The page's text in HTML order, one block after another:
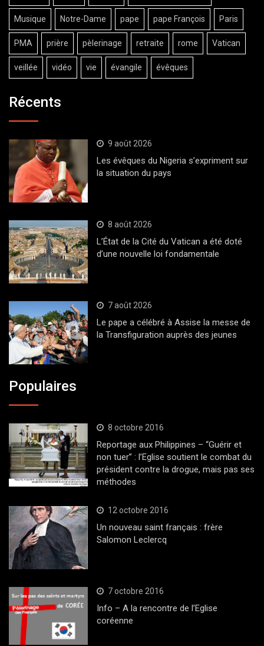
Musique Notre-Dame pape pape François Paris
PMA prière pèlerinage retraite rome Vatican
veillée vidéo vie évangile évêques
Récents
9 août 2026
Les évêques du Nigeria s’expriment sur
la situation du pays
8 août 2026
L’État de la Cité du Vatican a été doté
d’une nouvelle loi fondamentale
7 août 2026
Le pape a célébré à Assise la messe de
la Transfiguration auprès des jeunes
Populaires
8 octobre 2016
Reportage aux Philippines – “Guérir et
non tuer” : l’Eglise soutient le combat du
président contre la drogue, mais pas ses
méthodes
12 octobre 2016
Un nouveau saint français : frère
Salomon Leclercq
7 octobre 2016
Info – A la rencontre de l’Eglise
coréenne